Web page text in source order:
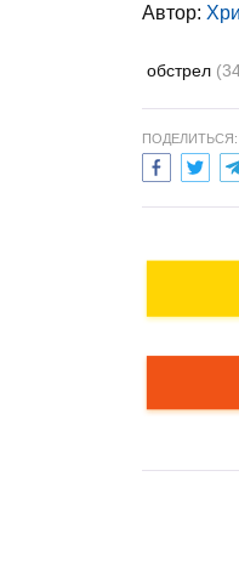
Автор:
обстрел
ПОДЕЛИТЬСЯ: